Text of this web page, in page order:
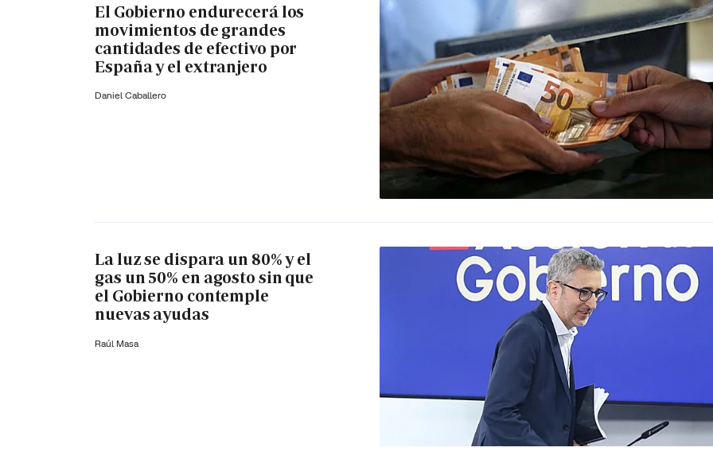
El Gobierno endurecerá los
movimientos de grandes
cantidades de efectivo por
España y el extranjero
Daniel Caballero
La luz se dispara un 80% y el
gas un 50% en agosto sin que
el Gobierno contemple
nuevas ayudas
Raúl Masa